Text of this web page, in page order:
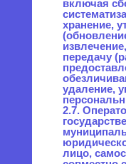
данных для
в порядке,
Законом о
данных (далее —
персональные
разрешенные для
распространения).
2.10. Пользователь
посетитель веб-сайта
promo.positron.pro.
2.11. Предоставление
персональных
действия,
на раскрытие
данных
или определенному
2.12.
персональных
любые действия,
направленные на
персональных